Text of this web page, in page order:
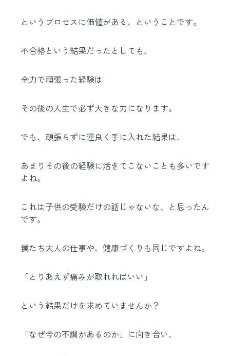
というプロセスに価値がある、ということです。
不合格という結果だったとしても、
全力で頑張った経験は
その後の人生で必ず大きな力になります。
でも、頑張らずに運良く手に入れた結果は、
あまりその後の経験に活きてこないことも多いです
よね。
これは子供の受験だけの話じゃないな、と思ったん
です。
僕たち大人の仕事や、健康づくりも同じですよね。
「とりあえず痛みが取れればいい」
という結果だけを求めていませんか？
「なぜ今の不調があるのか」に向き合い、